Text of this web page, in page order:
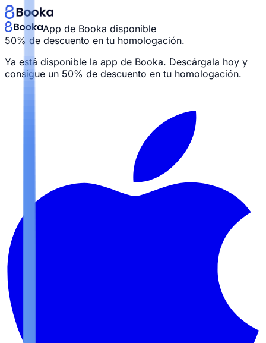
App de Booka disponible
50% de descuento en tu homologación.
Ya está disponible la app de Booka. Descárgala hoy y
consigue un 50% de descuento en tu homologación.